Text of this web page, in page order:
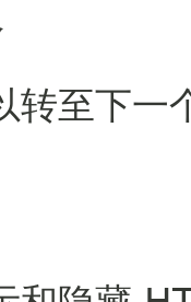
转至下